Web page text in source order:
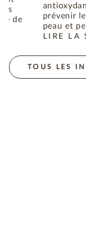
de
prévenir
peau et
LIRE LA
: L'HUILE
TOUS LES